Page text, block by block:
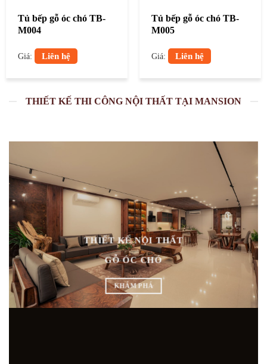
Tủ bếp gỗ óc chó TB-
M004
Giá: Liên hệ
Tủ bếp gỗ óc chó TB-
M005
Giá: Liên hệ
THIẾT KẾ THI CÔNG NỘI THẤT TẠI MANSION
THIẾT KẾ NỘI THẤT
GỖ ÓC CHÓ
KHÁM PHÁ